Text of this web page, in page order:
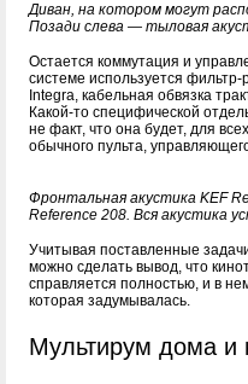
Диван, на котором могут
Позади слева — тыловая
Остается коммутация и
системе используется
Integra, кабельная обвязка
Какой-то специфической
не факт, что она будет, для
обычного пульта,
Фронтальная акустика KEF
Reference 208. Вся акустика
Учитывая поставленные
можно сделать вывод, что
справляется полностью, и в
которая задумывалась.
Мультирум дома и